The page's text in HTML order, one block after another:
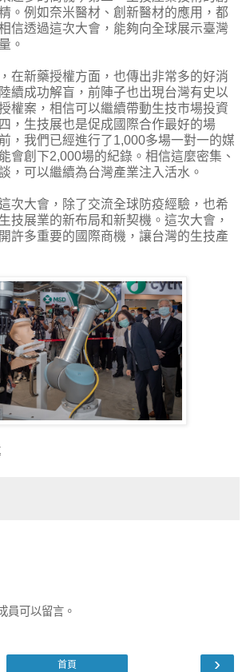
。例如奈米醫材、創新醫材的應用，都
信透過這次大會，能夠向全球展示臺灣
。
在新藥授權方面，也傳出非常多的好消
續成功解盲，前陣子也出現台灣有史以
權案，相信可以繼續帶動生技市場投資
，生技展也是促成國際合作最好的場
，我們已經進行了1,000多場一對一的媒
會創下2,000場的紀錄。相信這麼密集、
，可以繼續為台灣產業注入活水。
次大會，除了交流全球防疫經驗，也希
技展業的新布局和新契機。這次大會，
許多重要的國際商機，讓台灣的生技產
員可以留言。
›
首頁